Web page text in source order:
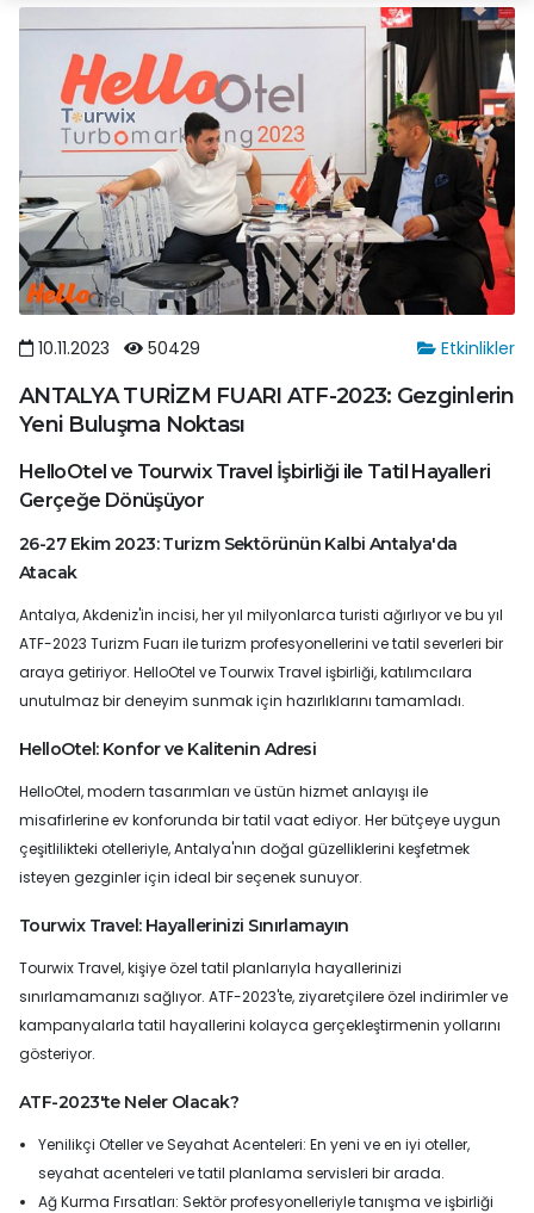
Etkinlikler
10.11.2023 50429
ANTALYA TURİZM FUARI ATF-2023: Gezginlerin
Yeni Buluşma Noktası
HelloOtel ve Tourwix Travel İşbirliği ile Tatil Hayalleri
Gerçeğe Dönüşüyor
26-27 Ekim 2023: Turizm Sektörünün Kalbi Antalya'da
Atacak
Antalya, Akdeniz'in incisi, her yıl milyonlarca turisti ağırlıyor ve bu yıl
ATF-2023 Turizm Fuarı ile turizm profesyonellerini ve tatil severleri bir
araya getiriyor. HelloOtel ve Tourwix Travel işbirliği, katılımcılara
unutulmaz bir deneyim sunmak için hazırlıklarını tamamladı.
HelloOtel: Konfor ve Kalitenin Adresi
HelloOtel, modern tasarımları ve üstün hizmet anlayışı ile
misafirlerine ev konforunda bir tatil vaat ediyor. Her bütçeye uygun
çeşitlilikteki otelleriyle, Antalya'nın doğal güzelliklerini keşfetmek
isteyen gezginler için ideal bir seçenek sunuyor.
Tourwix Travel: Hayallerinizi Sınırlamayın
Tourwix Travel, kişiye özel tatil planlarıyla hayallerinizi
sınırlamamanızı sağlıyor. ATF-2023'te, ziyaretçilere özel indirimler ve
kampanyalarla tatil hayallerini kolayca gerçekleştirmenin yollarını
gösteriyor.
ATF-2023'te Neler Olacak?
Yenilikçi Oteller ve Seyahat Acenteleri: En yeni ve en iyi oteller,
seyahat acenteleri ve tatil planlama servisleri bir arada.
Ağ Kurma Fırsatları: Sektör profesyonelleriyle tanışma ve işbirliği